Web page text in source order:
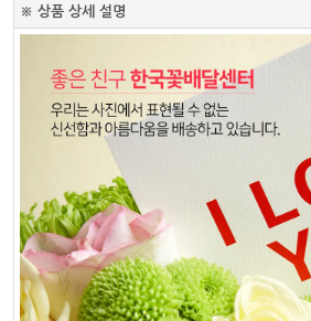
※ 상품 상세 설명